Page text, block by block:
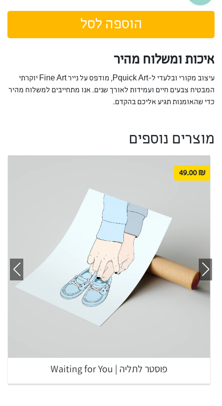
הוספה לסל
איכות ומשלוח מהיר
עיצוב מקורי ובלעדי ל-Pquick Art, מודפס על נייר Fine Art יוקרתי
המבטיח צבעים חיים ועמידות לאורך שנים. אנו מתחייבים למשלוח מהיר
כדי שהאומנות תגיע אליכם בהקדם.
מוצרים נוספים
₪
49.00
פוסטר לתליה | Waiting for You